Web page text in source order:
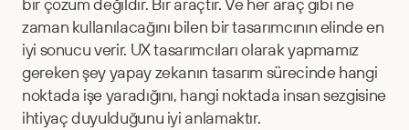
bir çözüm değildir. Bir araçtır. Ve her araç gibi ne
zaman kullanılacağını bilen bir tasarımcının elinde en
iyi sonucu verir. UX tasarımcıları olarak yapmamız
gereken şey yapay zekanın tasarım sürecinde hangi
noktada işe yaradığını, hangi noktada insan sezgisine
ihtiyaç duyulduğunu iyi anlamaktır.